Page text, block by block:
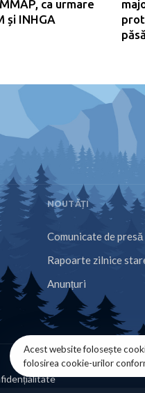
ca urmare
și INHGA
NOUTĂȚI
Comunicate de presă
Rapoarte zilnice
Anunțuri
Acest website folosește
folosirea cookie-urilor